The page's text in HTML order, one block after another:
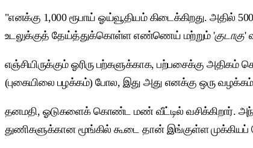
"எனக்கு 1,000 ரூபாய் ஓய்வூதியம் கிடைக்கிறது. அதில்
உடலுக்குத் தேய்த்துக்கொள்ள எண்ணெய் மற்றும் 'குடாகு'
எஞ்சியிருக்கும் ஓரிரு பற்களுக்காக, பற்பசைக்கு
(புகையிலை பழக்கம்) போல, இது அது எனக்கு ஒரு வழக்கம்
தனமதி, ஓடுகளைக் கொண்ட மண் வீட்டில் வசிக்கிறார்.
துணிகளுக்கான மூங்கில் கூடை தான் இங்குள்ள